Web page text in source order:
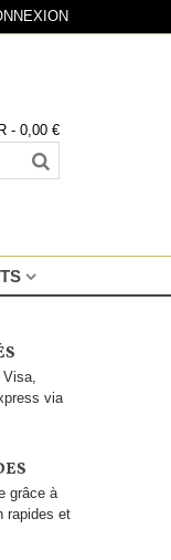
- 0,00 €
Visa,
via
grâce à
rapides et